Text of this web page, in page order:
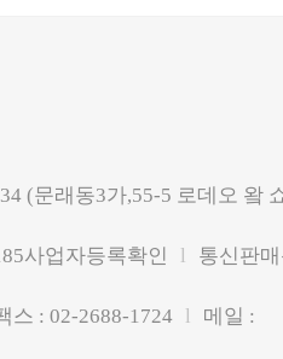
(문래동3가,55-5 로데오 왘
사업자등록확인 l
통신판
스 : 02-2688-1724 l
메일 :